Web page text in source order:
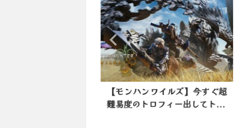
【モンハンワイルズ】今すぐ超
難易度のトロフィー出してト...